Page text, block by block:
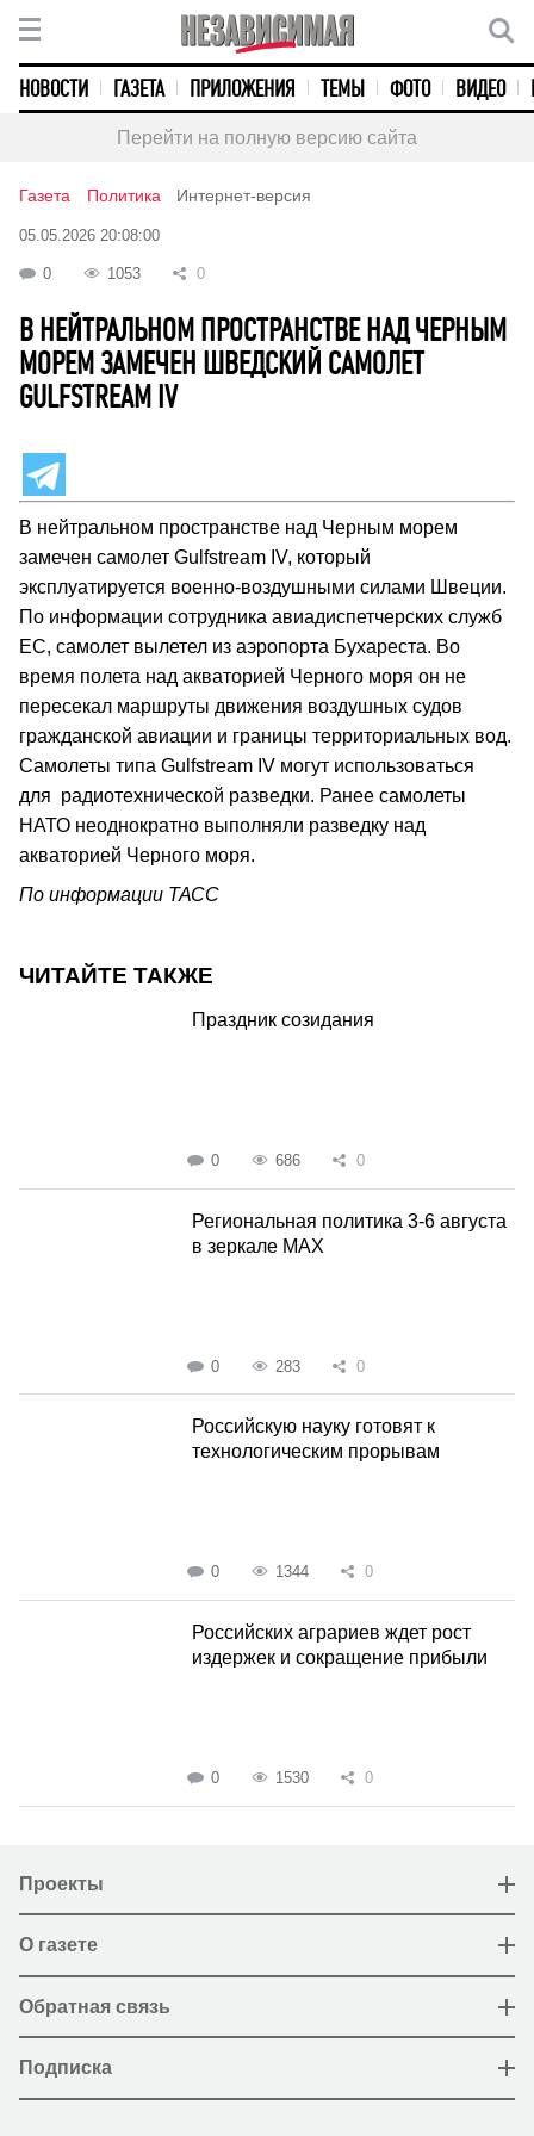
НОВОСТИ ГАЗЕТА ПРИЛОЖЕНИЯ ТЕМЫ ФОТО ВИДЕО
Перейти на полную версию сайта
Газета Политика Интернет-версия
05.05.2026 20:08:00
0 1053 0
В НЕЙТРАЛЬНОМ ПРОСТРАНСТВЕ НАД ЧЕРНЫМ
МОРЕМ ЗАМЕЧЕН ШВЕДСКИЙ САМОЛЕТ
GULFSTREAM IV
В нейтральном пространстве над Черным морем
замечен самолет Gulfstream IV, который
эксплуатируется военно-воздушными силами Швеции.
По информации сотрудника авиадиспетчерских служб
ЕС, самолет вылетел из аэропорта Бухареста. Во
время полета над акваторией Черного моря он не
пересекал маршруты движения воздушных судов
гражданской авиации и границы территориальных вод.
Самолеты типа Gulfstream IV могут использоваться
для радиотехнической разведки. Ранее самолеты
НАТО неоднократно выполняли разведку над
акваторией Черного моря.
По информации ТАСС
ЧИТАЙТЕ ТАКЖЕ
Праздник созидания
0 686 0
Региональная политика 3-6 августа
в зеркале MAX
0 283 0
Российскую науку готовят к
технологическим прорывам
0 1344 0
Российских аграриев ждет рост
издержек и сокращение прибыли
0 1530 0
Проекты
О газете
Обратная связь
Подписка